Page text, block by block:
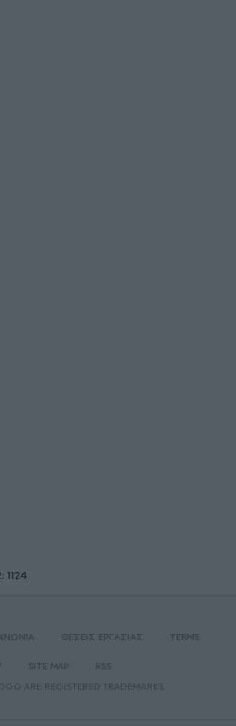
ΘΕΣΕΙΣ ΕΡΓΑΣΙΑΣ TERMS
SITE MAP
RSS
ARE REGISTERED TRADEMARKS